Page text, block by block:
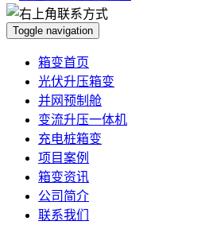
Toggle navigation
箱变首页
光伏升压箱变
并网预制舱
变流升压一体机
充电桩箱变
项目案例
箱变资讯
公司简介
联系我们